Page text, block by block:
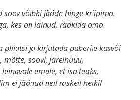
soov võibki jääda hinge kriipima.
kes on läinud, rääkida oma
pliiatsi ja kirjutada paberile kasvõi
mõtte, soovi, järelhüüu,
emale, et isa teaks,
ei jäänud neil raskeil hetkil